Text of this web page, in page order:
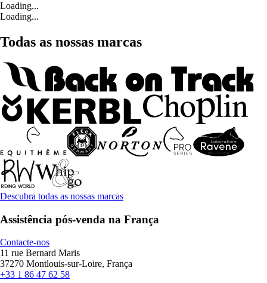
Loading...
Loading...
Todas as nossas marcas
Descubra todas as nossas marcas
Assistência pós-venda na França
Contacte-nos
11 rue Bernard Maris
37270 Montlouis-sur-Loire, França
+33 1 86 47 62 58